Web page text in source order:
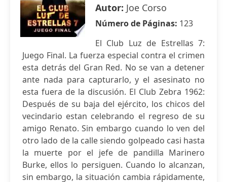
Autor: Joe Corso
Número de Páginas: 123
El Club Luz de Estrellas 7:
Juego Final. La fuerza especial contra el crimen
esta detrás del Gran Red. No se van a detener
ante nada para capturarlo, y el asesinato no
esta fuera de la discusión. El Club Zebra 1962:
Después de su baja del ejército, los chicos del
vecindario estan celebrando el regreso de su
amigo Renato. Sin embargo cuando lo ven del
otro lado de la calle siendo golpeado casi hasta
la muerte por el jefe de pandilla Marinero
Burke, ellos lo persiguen. Cuando lo alcanzan,
sin embargo, la situación cambia rápidamente,